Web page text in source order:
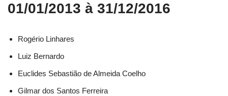
01/01/2013 à 31/12/2016
Rogério Linhares​
Luiz Bernardo​
Euclides Sebastião de Almeida Coelho​
Gilmar dos Santos Ferreira​